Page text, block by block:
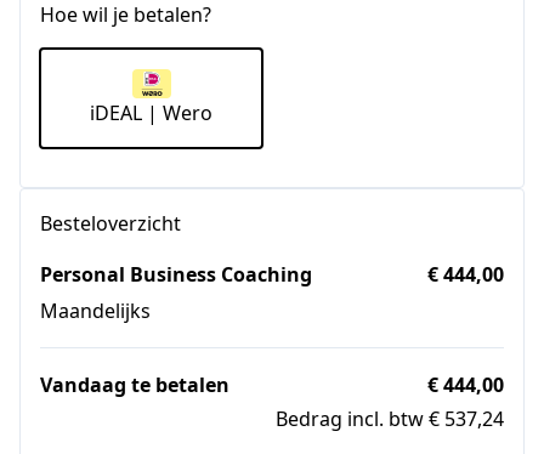
Hoe wil je betalen?
iDEAL | Wero
Besteloverzicht
Personal Business Coaching
Maandelijks
€ 444,00
Vandaag te betalen
€ 444,00
Bedrag incl. btw € 537,24